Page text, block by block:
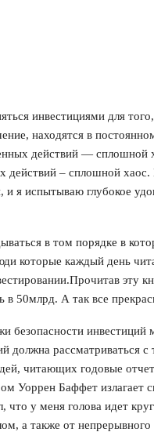
инвестициями для
находятся в
действий — сплошной
действий – сплошной
и я испытываю глубокое
в том порядке в
которые каждый день
эту
в 50млрд. А так все
безопасности
должна рассматриваться
читающих годовые
Уоррен Баффет
что у меня голова идет
а также от